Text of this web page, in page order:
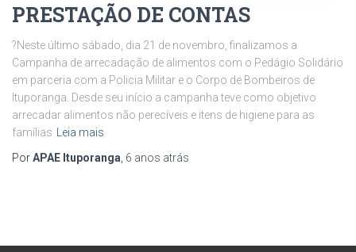
PRESTAÇÃO DE CONTAS
?Neste último sábado, dia 21 de novembro, finalizamos a
Campanha de arrecadação de alimentos com o Pedágio Solidário
em parceria com a Policia Militar e o Corpo de Bombeiros de
Ituporanga. Desde seu início a campanha teve como objetivo
arrecadar alimentos não perecíveis e itens de higiene para as
famílias
Leia mais
PorAPAE Ituporanga 6 anos atrás